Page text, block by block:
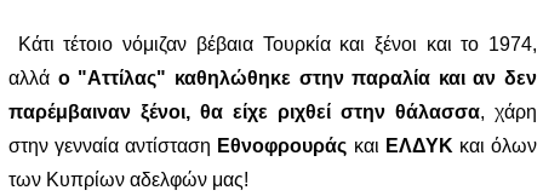
Κάτι τέτοιο νόμιζαν βέβαια Τουρκία και ξένοι και το 1974,
αλλά ο "Αττίλας" καθηλώθηκε στην παραλία και αν δεν
παρέμβαιναν ξένοι, θα είχε ριχθεί στην θάλασσα, χάρη
στην γενναία αντίσταση Εθνοφρουράς και ΕΛΔΥΚ και όλων
των Κυπρίων αδελφών μας!